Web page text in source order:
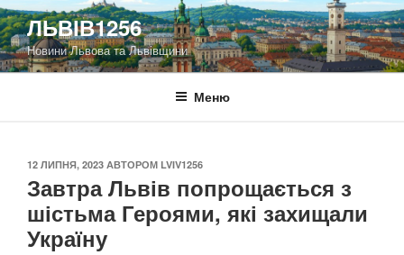
Перейти
до
вмісту
ЛЬВІВ1256
Новини Львова та Львівщини
Меню
ОПУБЛІКОВАНО
12 ЛИПНЯ, 2023 АВТОРОМ LVIV1256
Завтра Львів попрощається з
шістьма Героями, які захищали
Україну